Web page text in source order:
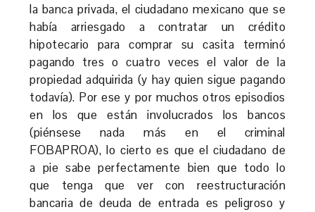
la banca privada, el ciudadano mexicano que se
había arriesgado a contratar un crédito
hipotecario para comprar su casita terminó
pagando tres o cuatro veces el valor de la
propiedad adquirida (y hay quien sigue pagando
todavía). Por ese y por muchos otros episodios
en los que están involucrados los bancos
(piénsese nada más en el criminal
FOBAPROA), lo cierto es que el ciudadano de
a pie sabe perfectamente bien que todo lo
que tenga que ver con reestructuración
bancaria de deuda de entrada es peligroso y